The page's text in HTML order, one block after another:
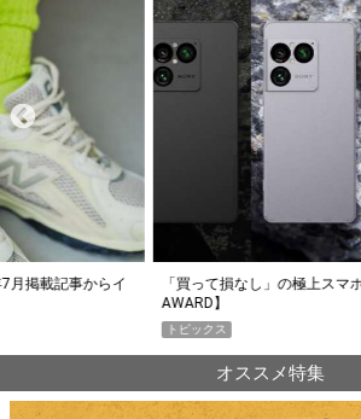
イ
「買って損なし」の極上スマホ5選【
オススメ特集